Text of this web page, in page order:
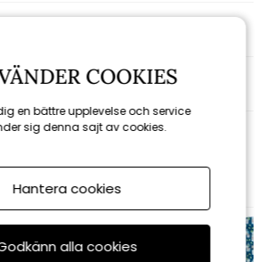
Barth
COOKIES
en bättre upplevelse och service
sig denna sajt av cookies.
Hantera cookies
alla cookies